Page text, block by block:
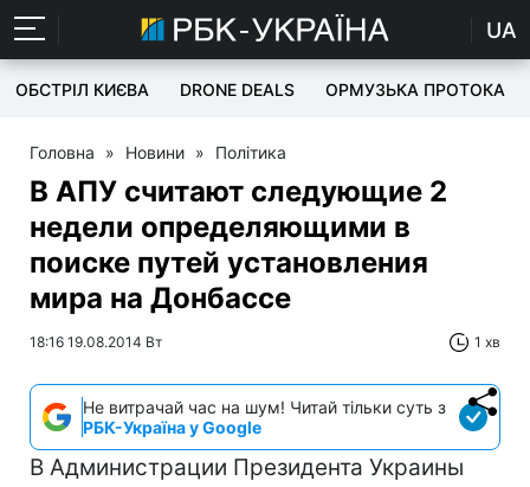
UA
ОБСТРІЛ КИЄВА DRONE DEALS ОРМУЗЬКА ПРОТОКА
Головна » Новини » Політика
В АПУ считают следующие 2
недели определяющими в
поиске путей установления
мира на Донбассе
18:16 19.08.2014 Вт 1 хв
Не витрачай час на шум! Читай тільки суть з
РБК-Україна у Google
В Администрации Президента Украины